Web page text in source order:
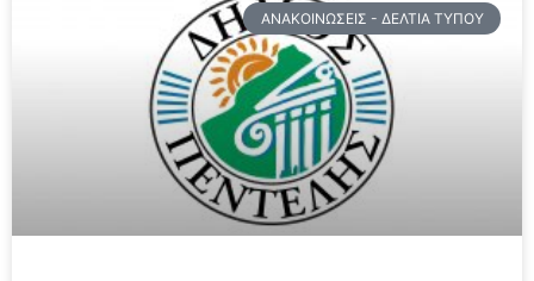
ΑΝΑΚΟΙΝΏΣΕΙΣ - ΔΕΛΤΊΑ ΤΎΠΟΥ